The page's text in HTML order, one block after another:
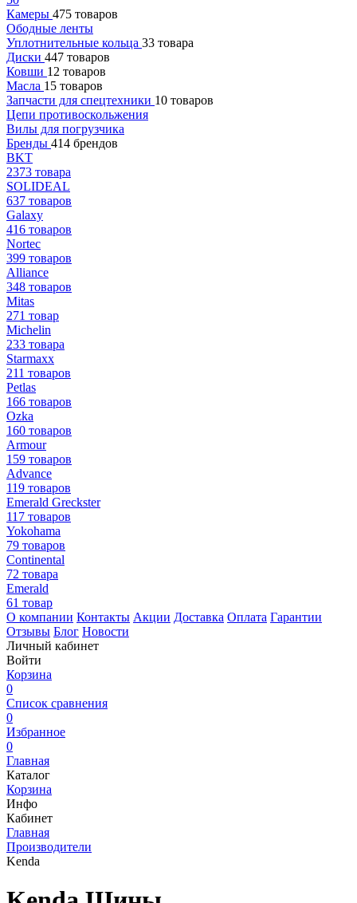
Камеры 475 товаров
Ободные ленты
Уплотнительные кольца 33 товара
Диски 447 товаров
Ковши 12 товаров
Масла 15 товаров
Запчасти для спецтехники 10 товаров
Цепи противоскольжения
Вилы для погрузчика
Бренды 414 брендов
BKT
2373 товара
SOLIDEAL
637 товаров
Galaxy
416 товаров
Nortec
399 товаров
Alliance
348 товаров
Mitas
271 товар
Michelin
233 товара
Starmaxx
211 товаров
Petlas
166 товаров
Ozka
160 товаров
Armour
159 товаров
Advance
119 товаров
Emerald Greckster
117 товаров
Yokohama
79 товаров
Continental
72 товара
Emerald
61 товар
О компании Контакты Акции Доставка Оплата Гарантии
Отзывы Блог Новости
Личный кабинет
Войти
Корзина
0
Список сравнения
0
Избранное
0
Главная
Каталог
Корзина
Инфо
Кабинет
Главная
Производители
Kenda